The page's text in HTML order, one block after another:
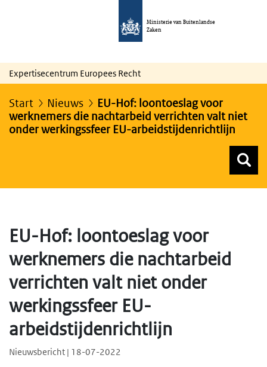
Ministerie van Buitenlandse
Zaken
Expertisecentrum Europees Recht
Start Nieuws
EU-Hof: loontoeslag voor
werknemers die nachtarbeid verrichten valt niet
onder werkingssfeer EU-arbeidstijdenrichtlijn
EU-Hof: loontoeslag voor
werknemers die nachtarbeid
verrichten valt niet onder
werkingssfeer EU-
arbeidstijdenrichtlijn
Nieuwsbericht | 18-07-2022